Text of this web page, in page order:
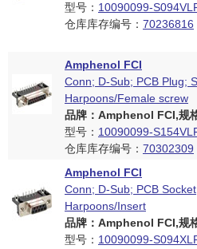
型号： 10090099-
仓库库存编号： 70236816
Amphenol FCI
Conn; D-Sub; PCB Plug;
Harpoons/Female screw
品牌：Amphenol FCI,规
型号： 10090099-
仓库库存编号： 70302309
Amphenol FCI
Conn; D-Sub; PCB
Harpoons/Insert
品牌：Amphenol FCI,规
型号： 10090099-